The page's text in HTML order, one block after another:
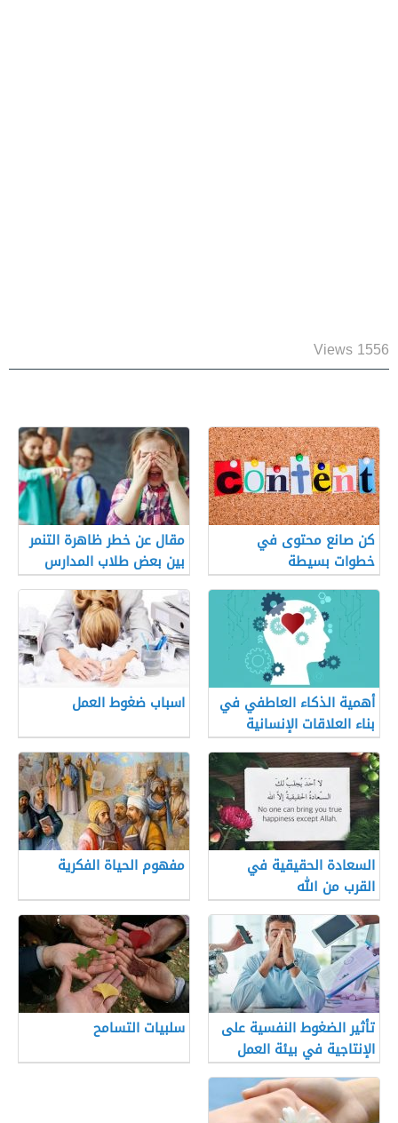
1556 Views
كن صانع محتوى في
خطوات بسيطة
مقال عن خطر ظاهرة التنمر
بين بعض طلاب المدارس
أهمية الذكاء العاطفي في
بناء العلاقات الإنسانية
اسباب ضغوط العمل
السعادة الحقيقية في
القرب من الله
مفهوم الحياة الفكرية
تأثير الضغوط النفسية على
الإنتاجية في بيئة العمل
سلبيات التسامح